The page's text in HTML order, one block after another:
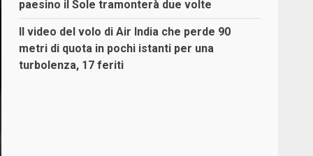
paesino il Sole tramonterà due volte
Il video del volo di Air India che perde 90
metri di quota in pochi istanti per una
turbolenza, 17 feriti